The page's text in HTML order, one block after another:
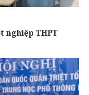
nghiệp THPT